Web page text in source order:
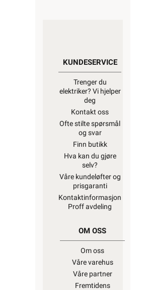
KUNDESERVICE
Trenger du
elektriker? Vi hjelper
deg
Kontakt oss
Ofte stilte spørsmål
og svar
Finn butikk
Hva kan du gjøre
selv?
Våre kundeløfter og
prisgaranti
Kontaktinformasjon
Proff avdeling
OM OSS
Om oss
Våre varehus
Våre partner
Fremtidens